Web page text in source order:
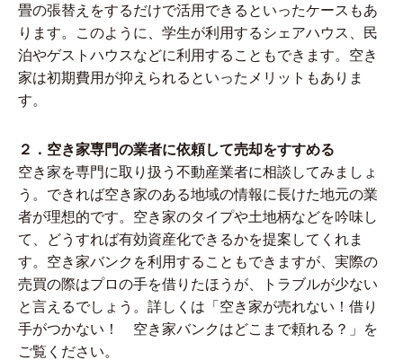
畳の張替えをするだけで活用できるといったケースもあ
ります。このように、学生が利用するシェアハウス、民
泊やゲストハウスなどに利用することもできます。空き
家は初期費用が抑えられるといったメリットもありま
す。
２．空き家専門の業者に依頼して売却をすすめる
空き家を専門に取り扱う不動産業者に相談してみましょ
う。できれば空き家のある地域の情報に長けた地元の業
者が理想的です。空き家のタイプや土地柄などを吟味し
て、どうすれば有効資産化できるかを提案してくれま
す。空き家バンクを利用することもできますが、実際の
売買の際はプロの手を借りたほうが、トラブルが少ない
と言えるでしょう。詳しくは 「空き家が売れない！借り
手がつかない！ 空き家バンクはどこまで頼れる？」
を
ご覧ください。